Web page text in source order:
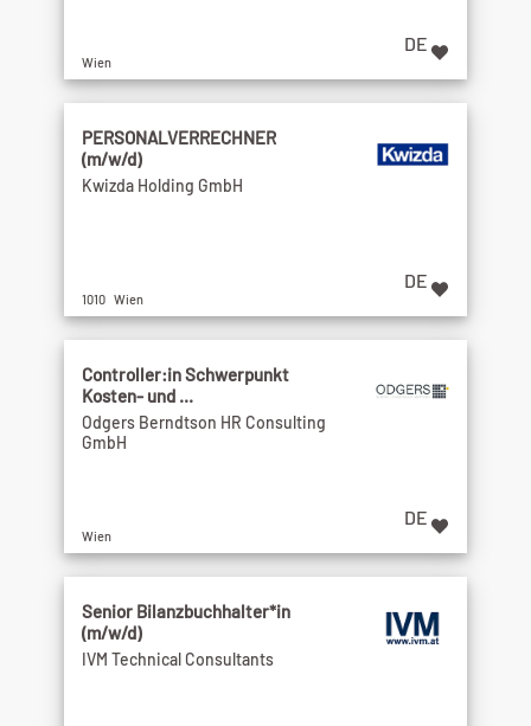
Wien
DE
PERSONALVERRECHNER
(m/w/d)
Kwizda Holding GmbH
1010 Wien
DE
Controller:in Schwerpunkt
Kosten- und ...
Odgers Berndtson HR Consulting
GmbH
Wien
DE
Senior Bilanzbuchhalter*in
(m/w/d)
IVM Technical Consultants